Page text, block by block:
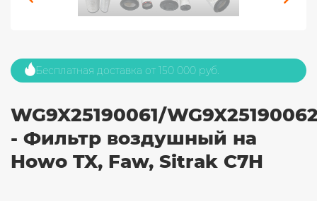
Бесплатная доставка от 150 000 руб.
WG9X25190061/
- Фильтр воздушный на
Howo TX, Faw, Sitrak C7H